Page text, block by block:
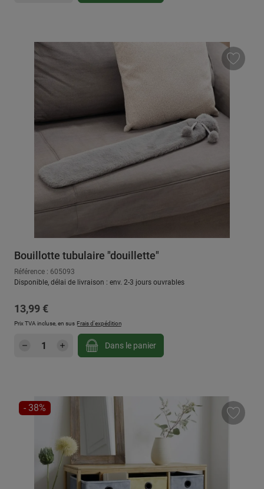
Bouillotte tubulaire "douillette"
Référence : 605093
Disponible, délai de livraison : env. 2-3 jours ouvrables
Prix régulier :
13,99 €
Prix TVA incluse, en sus Frais d'expédition
Quantité de produit : Entrez la quantité
Dans le panier
RÉDUCTION
- 38%